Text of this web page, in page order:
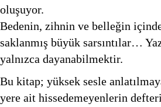
oluşuyor.
Bedenin, zihnin ve belleğin
saklanmış büyük sarsıntılar…
yalnızca dayanabilmektir.
Bu kitap; yüksek sesle
yere ait hissedemeyenlerin